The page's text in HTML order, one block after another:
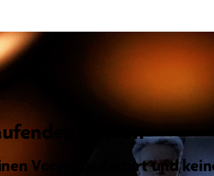
bleiben
Vorverkaufsstart und